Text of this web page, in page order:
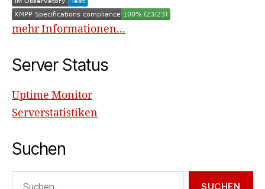
mehr Informationen...
Server Status
Uptime Monitor
Serverstatistiken
Suchen